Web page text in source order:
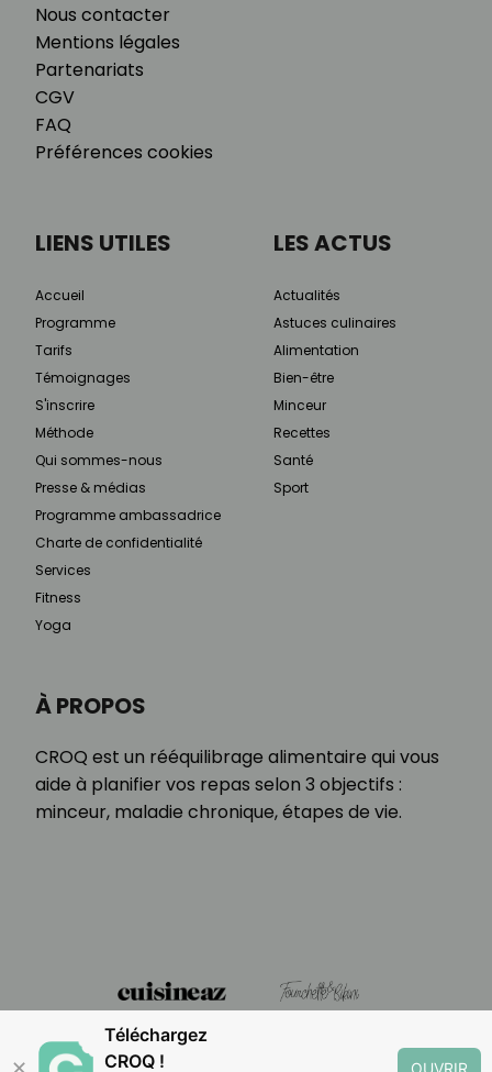
Nous contacter
Mentions légales
Partenariats
CGV
FAQ
Préférences cookies
À PROPOS
CROQ est un rééquilibrage alimentaire qui vous
aide à planifier vos repas selon 3 objectifs :
minceur, maladie chronique, étapes de vie.
LIENS UTILES
Accueil
Programme
Tarifs
Témoignages
S'inscrire
Méthode
Qui sommes-nous
Presse & médias
Programme ambassadrice
Charte de confidentialité
Services
Fitness
Yoga
LES ACTUS
Actualités
Astuces culinaires
Alimentation
Bien-être
Minceur
Recettes
Santé
Sport
Téléchargez
CROQ !
OUVRIR